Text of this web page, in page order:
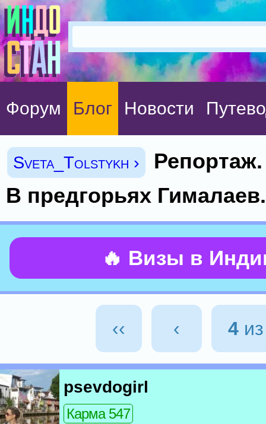
Форум Блог Новости
Sveta_Tolstykh ›
В предгорьях Гималаев.
🔥 Визы в
‹‹ ‹ 4
psevdogirl
Карма 547